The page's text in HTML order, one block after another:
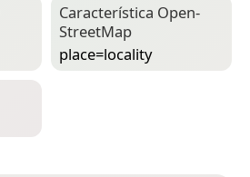
Característica Open­
Street­Map
place=­locality